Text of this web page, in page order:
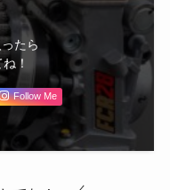
たら
！
Follow Me